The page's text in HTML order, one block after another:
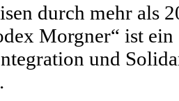
durch mehr als
Morgner“ ist ein
und